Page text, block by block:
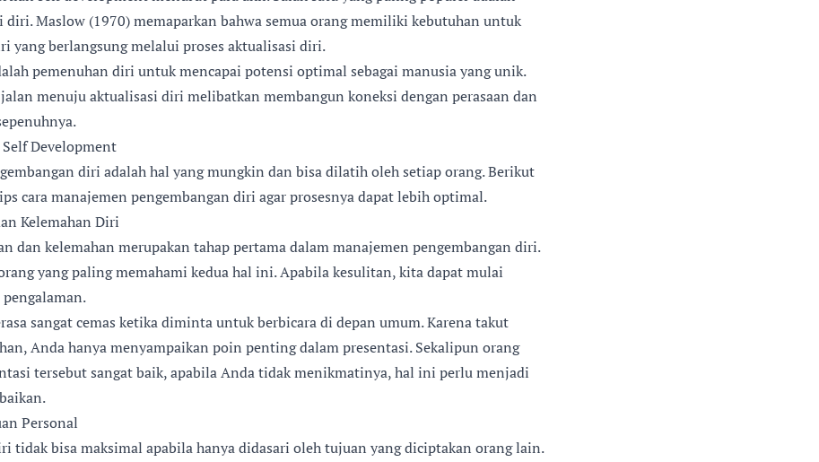
diri. Maslow (1970) memaparkan bahwa semua orang memiliki kebutuhan untuk
yang berlangsung melalui proses aktualisasi diri.
pemenuhan diri untuk mencapai potensi optimal sebagai manusia yang unik.
menuju aktualisasi diri melibatkan membangun koneksi dengan perasaan dan
Development
diri adalah hal yang mungkin dan bisa dilatih oleh setiap orang. Berikut
cara manajemen pengembangan diri agar prosesnya dapat lebih optimal.
Kelemahan Diri
dan kelemahan merupakan tahap pertama dalam manajemen pengembangan diri.
yang paling memahami kedua hal ini. Apabila kesulitan, kita dapat mulai
sangat cemas ketika diminta untuk berbicara di depan umum. Karena takut
Anda hanya menyampaikan poin penting dalam presentasi. Sekalipun orang
tersebut sangat baik, apabila Anda tidak menikmatinya, hal ini perlu menjadi
Personal
tidak bisa maksimal apabila hanya didasari oleh tujuan yang diciptakan orang lain.